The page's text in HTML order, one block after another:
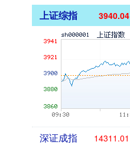
上证综指 3940.04
深证成指 14311.01